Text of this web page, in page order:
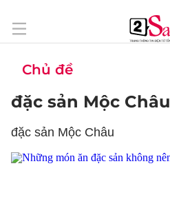
Chủ đề
đặc sản Mộc Châu
đặc sản Mộc Châu